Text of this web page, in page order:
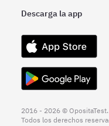
Descarga la app
2016 - 2026 © OpositaTest.
Todos los derechos